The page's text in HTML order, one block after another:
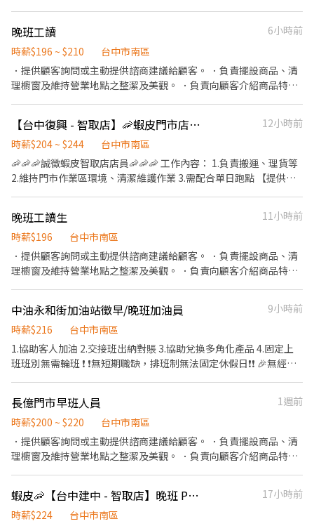
店：台中市南屯區大英街144號 南屯大墩店：台中市南屯區大墩路
37號 南屯黎明店：台中市南屯區黎明路二段133號 南屯文心 - 智取
店：台中市南屯區文心南路46號 南屯向心店：台中市南屯區向心南
路935號 南區 台中復興 - 智取店：台中市南區復興路二段75號 台中
建成店：台中市南區建成路1675號 台中國光 - 智取店：台中市南區
國光路69號 台中樹德店：台中市南區大慶街二段10號 台中高工店：
台中市南區高工路480號 大里區 大里爽文 - 智取店：台中市大里區
大 - 智取店：台中市大里區永大街598號 大里工業店：台中市大里
區工業三路28號 大里德芳 - 智取店：台中市大里區德芳路二段43號
大里塗城店：台中市大里區塗城路498號 大里東南店：台中市大里
區東南路66號 大里中興 - 智取店：台中市大里區中興路二段753號
大里立新店：台中市大里區立新街155號 大里東榮店：台中市大里
區東榮路398號 台中大里店：台中市大里區大里二街151號 大里益
民店：台中市大里區益民路二段327號 烏日區 烏日新興 - 智取店：
台中市烏日區新興路311號 烏日新溪南 - 智取店：台中市烏日區溪
南路一段387號 烏日三榮 - 智取店：台中市烏日區三榮十五路38號
💖因應徵人多缺額異動快,如未看到想應徵的門店歡迎詢問💖 📜應徵
方式📜 ①應徵預約請點選右方加入 ➤ https://lin.ee/beutrIB ②ʟɪɴᴇ
搜尋加入 ➤ @783qcndn ✍🏻以上加入留言 全名✚電話 附上 職缺標
題截圖即可✍🏻 ③線上詢問或 ☎️來電諮詢 0908925603 白先生
路215號 台中十甲店：台中市東區十甲路423號 太平區 太平大興 -
智取店：台中市太平區大興路138號 太平光興 - 智取店：台中市太
平區光興路719號 太平育仁店：台中市太平區育仁南路82號 南屯區
南屯春安 - 智取店：台中市南屯區春安二街38號1樓 南屯永春南
店：台中市南屯區大英街144號 南屯大墩店：台中市南屯區大墩路
37號 南屯黎明店：台中市南屯區黎明路二段133號 南屯文心 - 智取
路935號 南區 台中復興 - 智取店：台中市南區復興路二段75號 台中
建成店：台中市南區建成路1675號 台中國光 - 智取店：台中市南區
國光路69號 台中樹德店：台中市南區大慶街二段10號 台中高工店：
台中市南區高工路480號 大里區 大里爽文 - 智取店：台中市大里區
大 - 智取店：台中市大里區永大街598號 大里工業店：台中市大里
區工業三路28號 大里德芳 - 智取店：台中市大里區德芳路二段43號
大里塗城店：台中市大里區塗城路498號 大里東南店：台中市大里
區東南路66號 大里中興 - 智取店：台中市大里區中興路二段753號
大里立新店：台中市大里區立新街155號 大里東榮店：台中市大里
區東榮路398號 台中大里店：台中市大里區大里二街151號 大里益
民店：台中市大里區益民路二段327號 烏日區 烏日新溪南 - 智取
店：台中市烏日區溪南路一段387號 烏日三榮 - 智取店：台中市烏
日區三榮十五路38號 烏日中山二店：台中市烏日區中山路一段572
門店歡迎詢問💖 📜應徵方式📜 ①應徵預約請點選右方加入 ➤
https://lin.ee/beutrIB ②ʟɪɴᴇ搜尋加入 ➤ @783qcndn ✍🏻以上加入
留言 全名✚電話 附上 職缺標題截圖即可✍🏻 ③線上詢問或 ☎️來電諮
詢 0908925603 白先生
作門店會分在1-3間門市排班 (多數區域為2間以內) 4. 須配合蝦皮店
到店工作內容調整 5. 偶爾須配合鄰近有人店門市支援 . 班別 🟢早班
時間：07:00-12:00 🟢晚班時間：17:30-22:30 ▶時間都有可能會因
貨物量多與少做調整 . 薪資待遇 ▶早班時薪 $204/H ▶晚班時薪
▶提供完整線上或實體教育訓練及實體店面實習考核，皆有計薪 . 休
假制度 排休制 (依照門市與個人可配合時段) . 以下需跑的店點 主要
🔽 台中五權南 - 智取店 台中市南區五權南路495號1樓 台中大慶 - 智
取店 台中市南區大慶街一段241號1樓 台中美村南 - 智取店 台中市
南區美村南路129號1、2、3、4、5樓
晚班工讀
6小時前
時薪$196 ~ $210
台中市南區
．提供顧客詢問或主動提供諮商建議給顧客。 ．負責擺設商品、清
理櫥窗及維持營業地點之整潔及美觀。 ．負責向顧客介紹商品特
束營業前，統計銷售情形、盤點貨品存量及撰寫當日業務報表。 備
註：歡迎真心想工作、有責任心的你加入 對工作隨便😐遲到～沒心
想工作的 請不要來搗亂～～
【台中復興 - 智取店】🦐蝦皮門市店員✨ #薪資高 #快速上工 #完整職訓
12小時前
時薪$204 ~ $244
台中市南區
🦐🦐🦐誠徵蝦皮智取店店員🦐🦐🦐 工作內容： 1.負責搬運、理貨等
2.維持門市作業區環境、清潔維護作業 3.需配合單日跑點 【提供完
($244)✨ （詳細上班時間如下） ＝＝＝＝＝＝＝＝＝＝＝＝＝＝＝
＝＝＝＝ 早班時薪：07:00-12:00（可彈性調整"上班時間"最晚從
08:30開始，預計排班3-5小時） 晚班時薪：17:30-22:30 夜班時
薪：23:30-03:30 (一週排班約3～4天)
晚班工讀生
11小時前
時薪$196
台中市南區
．提供顧客詢問或主動提供諮商建議給顧客。 ．負責擺設商品、清
理櫥窗及維持營業地點之整潔及美觀。 ．負責向顧客介紹商品特
束營業前，統計銷售情形、盤點貨品存量及撰寫當日業務報表。
中油永和街加油站徵早/晚班加油員
9小時前
時薪$216
台中市南區
1.協助客人加油 2.交接班出納對賬 3.協助兌換多角化產品 4.固定上
班班別無需輪班 ❗️ ❗️無短期職缺，排班制無法固定休假日❗️❗️ 🎉無經驗
月休天數依排班決定可協調，並照一例一休給予加班費
長億門市早班人員
1週前
時薪$200 ~ $220
台中市南區
．提供顧客詢問或主動提供諮商建議給顧客。 ．負責擺設商品、清
理櫥窗及維持營業地點之整潔及美觀。 ．負責向顧客介紹商品特
束營業前，統計銷售情形、盤點貨品存量及撰寫當日業務報表。
蝦皮🦐【台中建中 - 智取店】晚班 PT🍤｜有薪教育訓練 × 免輪班
17小時前
時薪$224
台中市南區